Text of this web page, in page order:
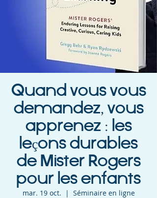
Quand vous vous
demandez, vous
apprenez : les
leçons durables
de Mister Rogers
pour les enfants
mar. 19 oct.
  |
Séminaire en ligne